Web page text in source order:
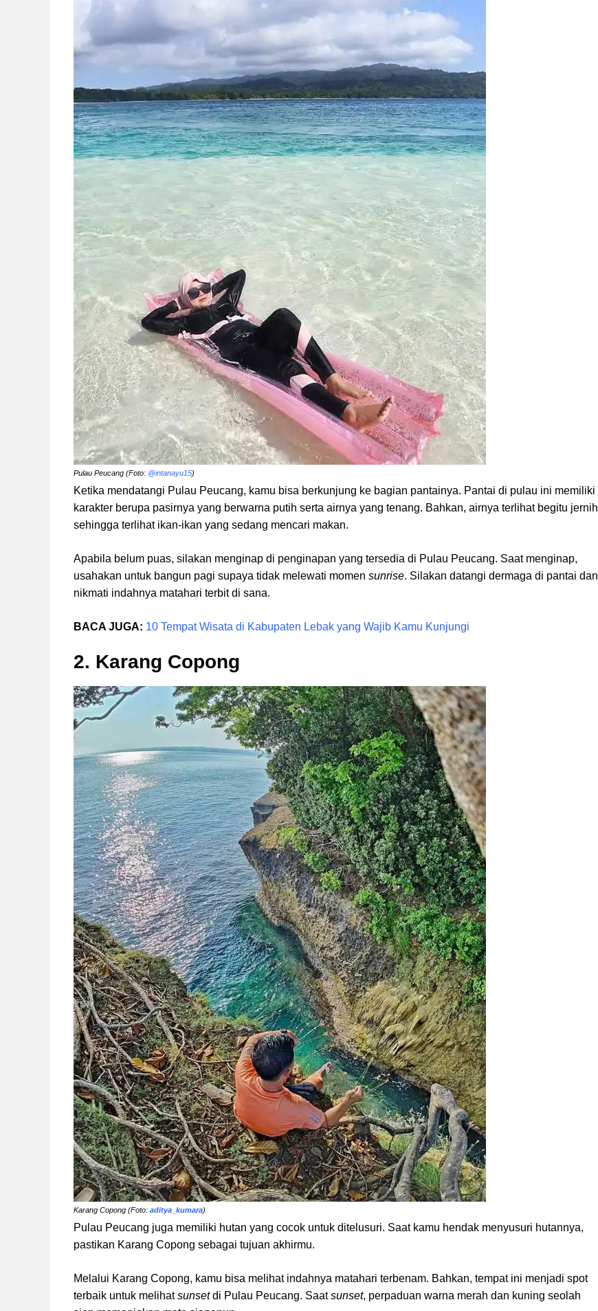
Pulau Peucang (Foto: @intanayu15)
Ketika mendatangi Pulau Peucang, kamu bisa berkunjung ke bagian pantainya. Pantai di pulau ini memiliki
karakter berupa pasirnya yang berwarna putih serta airnya yang tenang. Bahkan, airnya terlihat begitu jernih
sehingga terlihat ikan-ikan yang sedang mencari makan.
Apabila belum puas, silakan menginap di penginapan yang tersedia di Pulau Peucang. Saat menginap,
usahakan untuk bangun pagi supaya tidak melewati momen sunrise. Silakan datangi dermaga di pantai dan
nikmati indahnya matahari terbit di sana.
BACA JUGA: 10 Tempat Wisata di Kabupaten Lebak yang Wajib Kamu Kunjungi
2. Karang Copong
Karang Copong (Foto: aditya_kumara)
Pulau Peucang juga memiliki hutan yang cocok untuk ditelusuri. Saat kamu hendak menyusuri hutannya,
pastikan Karang Copong sebagai tujuan akhirmu.
Melalui Karang Copong, kamu bisa melihat indahnya matahari terbenam. Bahkan, tempat ini menjadi spot
terbaik untuk melihatsunsetdi Pulau Peucang. Saatsunset, perpaduan warna merah dan kuning seolah